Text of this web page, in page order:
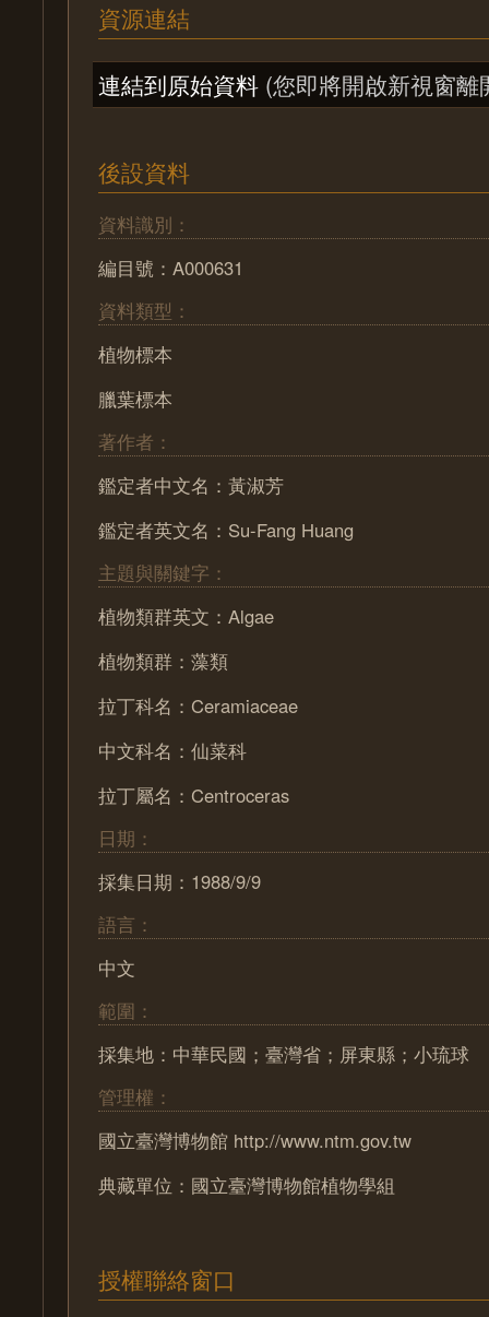
資源連結
連結到原始資料 (您即將開啟新視窗離
後設資料
資料識別：
編目號：A000631
資料類型：
植物標本
臘葉標本
著作者：
鑑定者中文名：黃淑芳
鑑定者英文名：Su-Fang Huang
主題與關鍵字：
植物類群英文：Algae
植物類群：藻類
拉丁科名：Ceramiaceae
中文科名：仙菜科
拉丁屬名：Centroceras
日期：
採集日期：1988/9/9
語言：
中文
範圍：
採集地：中華民國；臺灣省；屏東縣；小琉球
管理權：
國立臺灣博物館 http://www.ntm.gov.tw
典藏單位：國立臺灣博物館植物學組
授權聯絡窗口